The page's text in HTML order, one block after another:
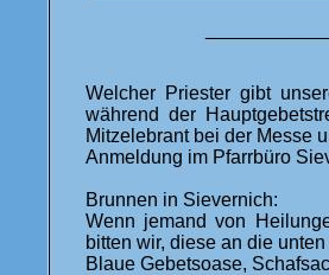
Welcher Priester gibt
während der
Mitzelebrant bei der Messe
Anmeldung im Pfarrbüro
Brunnen in Sievernich:
Wenn jemand von
bitten wir, diese an die
Blaue Gebetsoase,